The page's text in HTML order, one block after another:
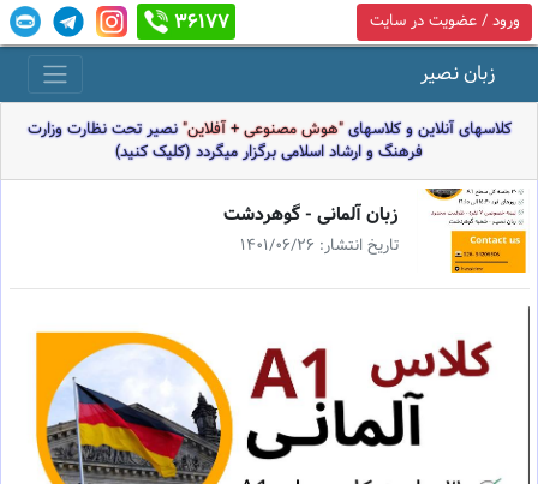
ورود / عضویت در سایت 36177
زبان نصیر
کلاسهای آنلاین و کلاسهای"هوش مصنوعی + آفلاین"نصیر تحت نظارت وزارت
فرهنگ و ارشاد اسلامی برگزار میگردد (کلیک کنید)
زبان آلمانى - گوهردشت
تاریخ انتشار: 1401/06/26